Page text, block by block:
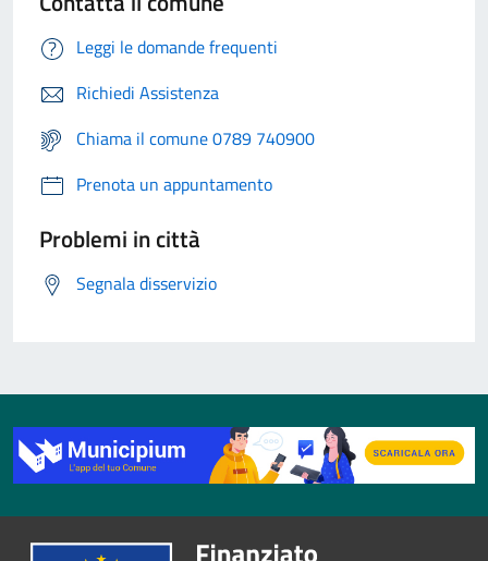
Leggi le domande frequenti
Richiedi Assistenza
Chiama il comune 0789 740900
Prenota un appuntamento
Problemi in città
Segnala disservizio